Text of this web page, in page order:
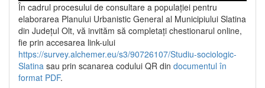
În cadrul procesului de consultare a populaţiei pentru
elaborarea Planului Urbanistic General al Municipiului Slatina
din Județul Olt, vă invităm să completați chestionarul online,
fie prin accesarea link-ului
https://survey.alchemer.eu/s3/90726107/Studiu-sociologic-
Slatina sau prin scanarea codului QR din documentul în
format PDF.